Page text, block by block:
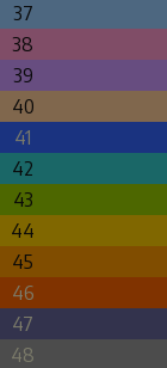
37
38
39
40
41
42
43
44
45
46
47
48